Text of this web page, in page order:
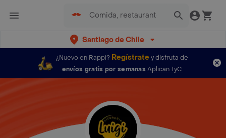
Santiago de Chile
¿Nuevo en Rappi? Regístratey disfruta de
envíos gratis por semanas Aplican TyC